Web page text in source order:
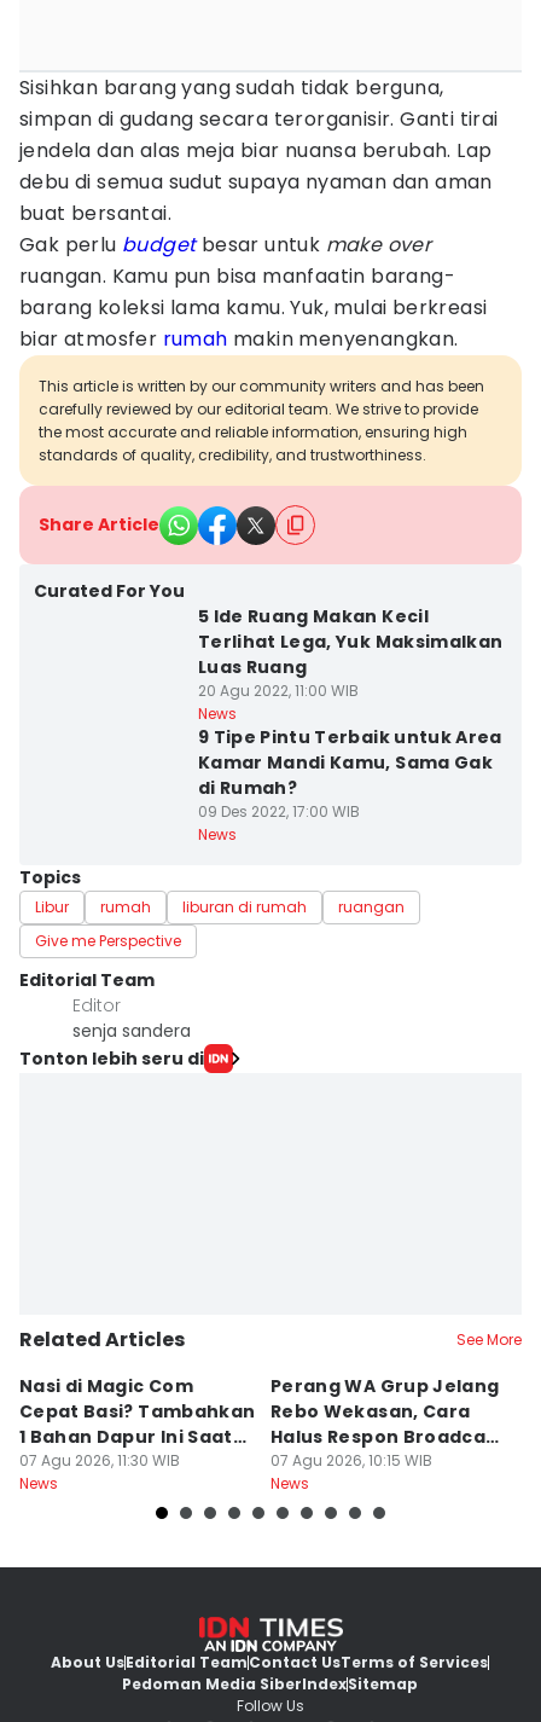
Sisihkan barang yang sudah tidak berguna,
simpan di gudang secara terorganisir. Ganti tirai
jendela dan alas meja biar nuansa berubah. Lap
debu di semua sudut supaya nyaman dan aman
buat bersantai.
Gak perlu budgetbesar untuk make over
ruangan. Kamu pun bisa manfaatin barang-
barang koleksi lama kamu. Yuk, mulai berkreasi
biar atmosfer rumah makin menyenangkan.
This article is written by our community writers and has been
carefully reviewed by our editorial team. We strive to provide
the most accurate and reliable information, ensuring high
standards of quality, credibility, and trustworthiness.
Share Article
Curated For You
5 Ide Ruang Makan Kecil
Terlihat Lega, Yuk Maksimalkan
Luas Ruang
20 Agu 2022, 11:00 WIB
News
9 Tipe Pintu Terbaik untuk Area
Kamar Mandi Kamu, Sama Gak
di Rumah?
09 Des 2022, 17:00 WIB
News
Topics
Libur rumah liburan di rumah
ruangan
Give me Perspective
Editorial Team
Editor
senja sandera
Tonton lebih seru di
Related Articles See More
Nasi di Magic Com
Cepat Basi? Tambahkan
1 Bahan Dapur Ini Saat
Menanak, Awet 2 Hari
07 Agu 2026, 11:30 WIB
News
Perang WA Grup Jelang
Rebo Wekasan, Cara
Halus Respon Broadcast
Parno
07 Agu 2026, 10:15 WIB
News
About UsEditorial TeamContact UsTerms of Services
Pedoman Media SiberIndexSitemap
Follow Us